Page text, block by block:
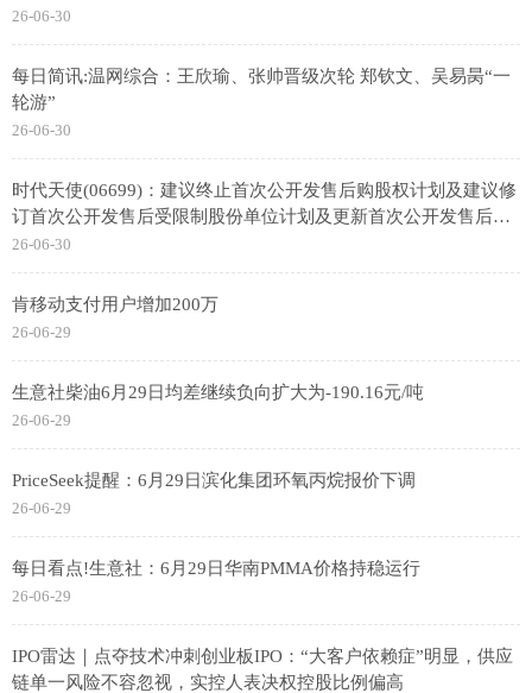
26-06-30
每日简讯:温网综合：王欣瑜、张帅晋级次轮 郑钦文、吴易昺“一
轮游”
26-06-30
时代天使(06699)：建议终止首次公开发售后购股权计划及建议修
订首次公开发售后受限制股份单位计划及更新首次公开发售后受
限制股份单位计划限额 前沿资讯
26-06-30
肯移动支付用户增加200万
26-06-29
生意社柴油6月29日均差继续负向扩大为-190.16元/吨
26-06-29
PriceSeek提醒：6月29日滨化集团环氧丙烷报价下调
26-06-29
每日看点!生意社：6月29日华南PMMA价格持稳运行
26-06-29
IPO雷达｜点夺技术冲刺创业板IPO：“大客户依赖症”明显，供应
链单一风险不容忽视，实控人表决权控股比例偏高